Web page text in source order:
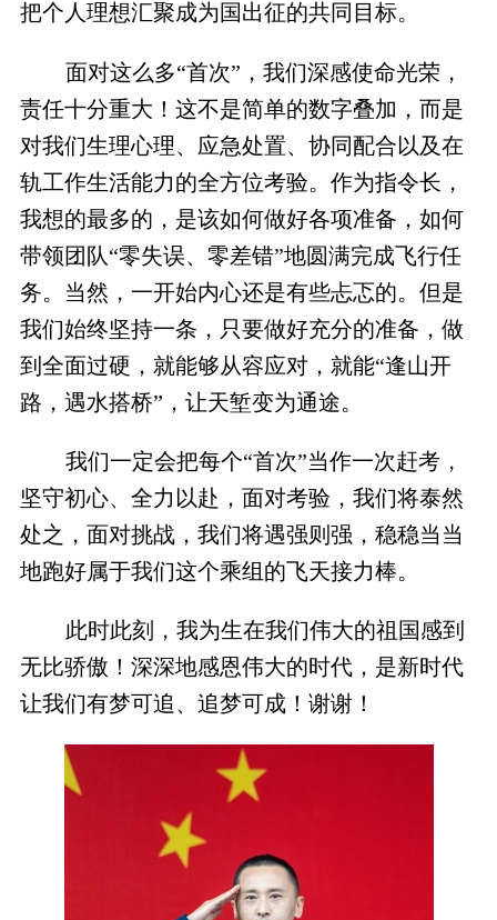
把个人理想汇聚成为国出征的共同目标。
面对这么多“首次”，我们深感使命光荣，
责任十分重大！这不是简单的数字叠加，而是
对我们生理心理、应急处置、协同配合以及在
轨工作生活能力的全方位考验。作为指令长，
我想的最多的，是该如何做好各项准备，如何
带领团队“零失误、零差错”地圆满完成飞行任
务。当然，一开始内心还是有些忐忑的。但是
我们始终坚持一条，只要做好充分的准备，做
到全面过硬，就能够从容应对，就能“逢山开
路，遇水搭桥”，让天堑变为通途。
我们一定会把每个“首次”当作一次赶考，
坚守初心、全力以赴，面对考验，我们将泰然
处之，面对挑战，我们将遇强则强，稳稳当当
地跑好属于我们这个乘组的飞天接力棒。
此时此刻，我为生在我们伟大的祖国感到
无比骄傲！深深地感恩伟大的时代，是新时代
让我们有梦可追、追梦可成！谢谢！